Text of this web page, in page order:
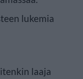
lukemia
laaja